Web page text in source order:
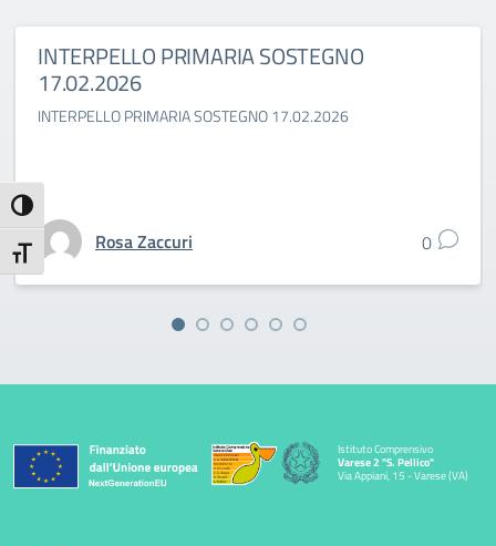
Attiva/disattiva alto contrasto
Attiva/disattiva dimensione testo
INTERPELLO PRIMARIA SOSTEGNO
17.02.2026
INTERPELLO PRIMARIA SOSTEGNO 17.02.2026
Rosa Zaccuri 0
Istituto Comprensivo
Varese 2 "S. Pellico"
Via Appiani, 15 - Varese (VA)